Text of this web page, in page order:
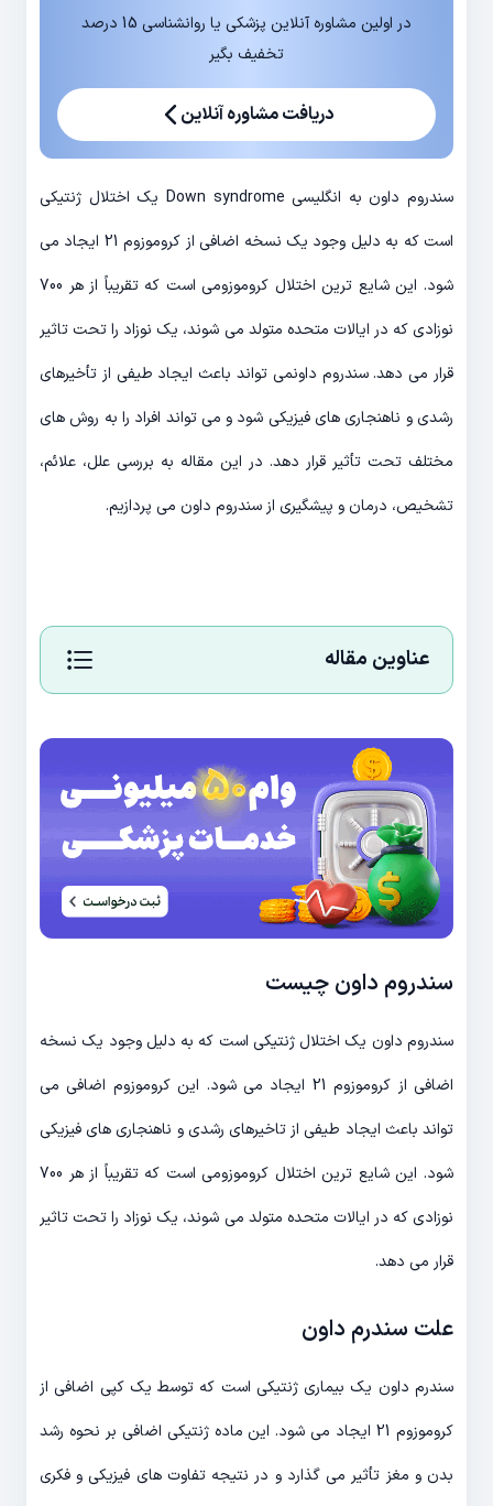
در اولین مشاوره آنلاین پزشکی یا روانشناسی 15 درصد
تخفیف بگیر
دریافت مشاوره آنلاین
سندروم داون به انگلیسی Down syndrome یک اختلال ژنتیکی
است که به دلیل وجود یک نسخه اضافی از کروموزوم 21 ایجاد می
شود. این شایع ترین اختلال کروموزومی است که تقریباً از هر 700
نوزادی که در ایالات متحده متولد می شوند، یک نوزاد را تحت تاثیر
قرار می دهد. سندروم داونمی تواند باعث ایجاد طیفی از تأخیرهای
رشدی و ناهنجاری های فیزیکی شود و می تواند افراد را به روش های
مختلف تحت تأثیر قرار دهد. در این مقاله به بررسی علل، علائم،
تشخیص، درمان و پیشگیری از سندروم داون می پردازیم.
عناوین مقاله
سندروم داون چیست
سندروم داون یک اختلال ژنتیکی است که به دلیل وجود یک نسخه
اضافی از کروموزوم 21 ایجاد می شود. این کروموزوم اضافی می
تواند باعث ایجاد طیفی از تاخیرهای رشدی و ناهنجاری های فیزیکی
شود. این شایع ترین اختلال کروموزومی است که تقریباً از هر 700
نوزادی که در ایالات متحده متولد می شوند، یک نوزاد را تحت تاثیر
قرار می دهد.
علت سندرم داون
سندرم داون یک بیماری ژنتیکی است که توسط یک کپی اضافی از
کروموزوم 21 ایجاد می شود. این ماده ژنتیکی اضافی بر نحوه رشد
بدن و مغز تأثیر می گذارد و در نتیجه تفاوت های فیزیکی و فکری